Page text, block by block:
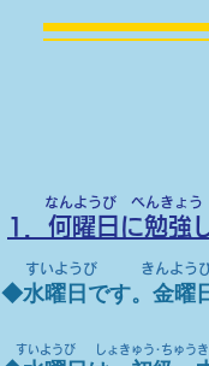
なんようび べんきょう
​1．何曜日に勉強
◆水曜日です。金曜
すいようび きんよう
すいようび しょきゅう･ちゅうき